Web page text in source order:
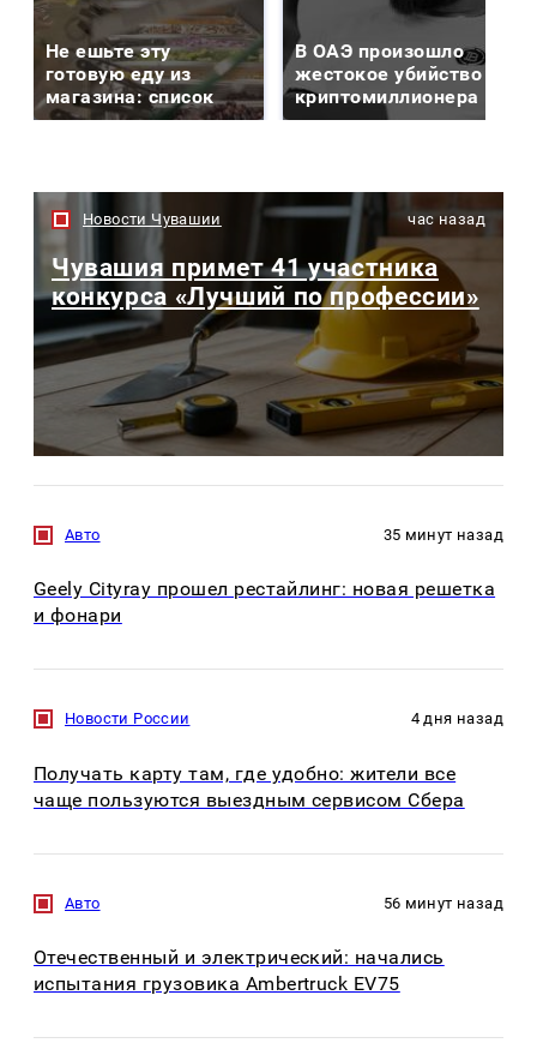
Не ешьте эту
готовую еду из
магазина: список
В ОАЭ произошло
жестокое убийство
криптомиллионера
Новости Чувашии час назад
Чувашия примет 41 участника
конкурса «Лучший по профессии»
Авто 35 минут назад
Geely Cityray прошел рестайлинг: новая решетка
и фонари
Новости России 4 дня назад
Получать карту там, где удобно: жители все
чаще пользуются выездным сервисом Сбера
Авто 56 минут назад
Отечественный и электрический: начались
испытания грузовика Ambertruck EV75